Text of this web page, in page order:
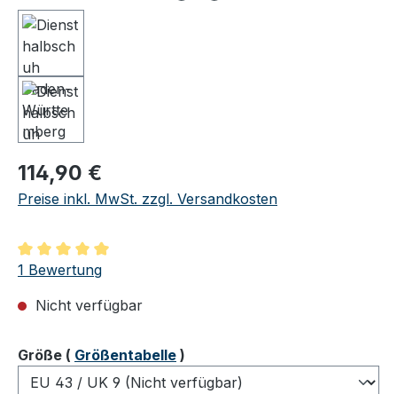
Regulärer Preis:
114,90 €
Preise inkl. MwSt. zzgl. Versandkosten
Durchschnittliche Bewertung von 5 von 5 Sternen
1 Bewertung
Nicht verfügbar
Größeauswählen
( Größentabelle )